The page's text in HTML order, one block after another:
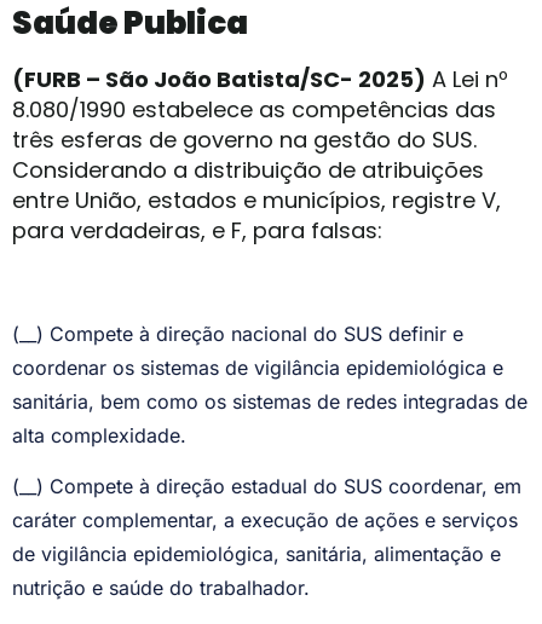
Saúde Publica
(FURB – São João Batista/SC- 2025) A Lei nº
8.080/1990 estabelece as competências das
três esferas de governo na gestão do SUS.
Considerando a distribuição de atribuições
entre União, estados e municípios, registre V,
para verdadeiras, e F, para falsas:
(__) Compete à direção nacional do SUS definir e
coordenar os sistemas de vigilância epidemiológica e
sanitária, bem como os sistemas de redes integradas de
alta complexidade.
(__) Compete à direção estadual do SUS coordenar, em
caráter complementar, a execução de ações e serviços
de vigilância epidemiológica, sanitária, alimentação e
nutrição e saúde do trabalhador.